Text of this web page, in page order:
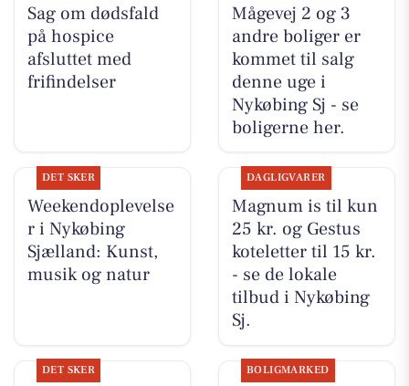
Sag om dødsfald
på hospice
afsluttet med
frifindelser
Mågevej 2 og 3
andre boliger er
kommet til salg
denne uge i
Nykøbing Sj - se
boligerne her.
DET SKER
Weekendoplevelse
r i Nykøbing
Sjælland: Kunst,
musik og natur
DAGLIGVARER
Magnum is til kun
25 kr. og Gestus
koteletter til 15 kr.
- se de lokale
tilbud i Nykøbing
Sj.
DET SKER BOLIGMARKED